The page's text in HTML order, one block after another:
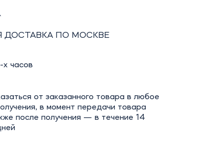
ДОСТАВКА ПО МОСКВЕ
часов
от заказанного товара в любое
в момент передачи товара
после получения — в течение 14